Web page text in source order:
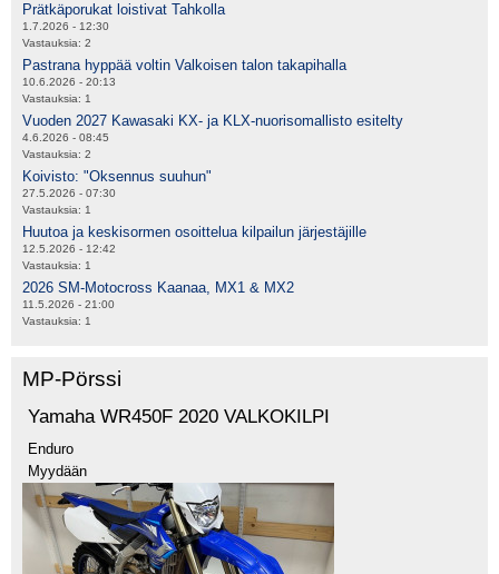
Prätkäporukat loistivat Tahkolla
1.7.2026 - 12:30
Vastauksia: 2
Pastrana hyppää voltin Valkoisen talon takapihalla
10.6.2026 - 20:13
Vastauksia: 1
Vuoden 2027 Kawasaki KX- ja KLX-nuorisomallisto esitelty
4.6.2026 - 08:45
Vastauksia: 2
Koivisto: "Oksennus suuhun"
27.5.2026 - 07:30
Vastauksia: 1
Huutoa ja keskisormen osoittelua kilpailun järjestäjille
12.5.2026 - 12:42
Vastauksia: 1
2026 SM-Motocross Kaanaa, MX1 & MX2
11.5.2026 - 21:00
Vastauksia: 1
MP-Pörssi
Yamaha WR450F 2020 VALKOKILPI
Enduro
Myydään